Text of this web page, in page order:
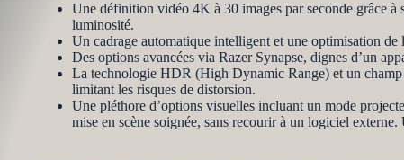
Une définition vidéo 4K à 30 images par seconde grâce
luminosité.
Un cadrage automatique intelligent et une optimisation
Des options avancées via Razer Synapse, dignes d’un
La technologie HDR (High Dynamic Range) et un champ
limitant les risques de distorsion.
Une pléthore d’options visuelles incluant un mode
mise en scène soignée, sans recourir à un logiciel